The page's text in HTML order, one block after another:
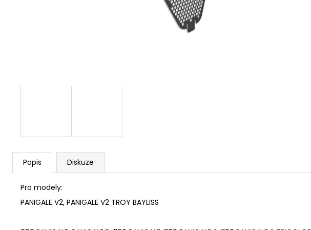
Popis Diskuze
Pro modely:
PANIGALE V2, PANIGALE V2 TROY BAYLISS